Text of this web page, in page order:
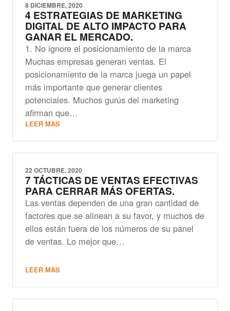
8 DICIEMBRE, 2020
4 ESTRATEGIAS DE MARKETING
DIGITAL DE ALTO IMPACTO PARA
GANAR EL MERCADO.
1. No ignore el posicionamiento de la marca
Muchas empresas generan ventas. El
posicionamiento de la marca juega un papel
más importante que generar clientes
potenciales. Muchos gurús del marketing
afirman que…
LEER MAS
22 OCTUBRE, 2020
7 TÁCTICAS DE VENTAS EFECTIVAS
PARA CERRAR MÁS OFERTAS.
Las ventas dependen de una gran cantidad de
factores que se alinean a su favor, y muchos de
ellos están fuera de los números de su panel
de ventas. Lo mejor que…
LEER MAS